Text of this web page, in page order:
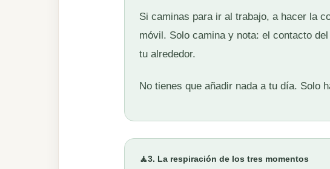
Si caminas para ir al trabajo, a hacer la
móvil. Solo camina y nota: el contacto
tu alrededor.
No tienes que añadir nada a tu día. Solo
🧘3. La respiración de los tres momentos